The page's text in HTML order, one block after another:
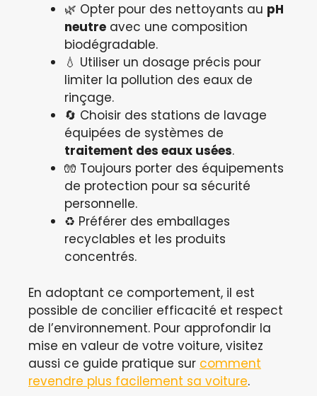
🌿 Opter pour des nettoyants au pH
neutre avec une composition
biodégradable.
💧 Utiliser un dosage précis pour
limiter la pollution des eaux de
rinçage.
🔄 Choisir des stations de lavage
équipées de systèmes de
traitement des eaux usées.
🧤 Toujours porter des équipements
de protection pour sa sécurité
personnelle.
♻️ Préférer des emballages
recyclables et les produits
concentrés.
En adoptant ce comportement, il est
possible de concilier efficacité et respect
de l’environnement. Pour approfondir la
mise en valeur de votre voiture, visitez
aussi ce guide pratique sur comment
revendre plus facilement sa voiture.